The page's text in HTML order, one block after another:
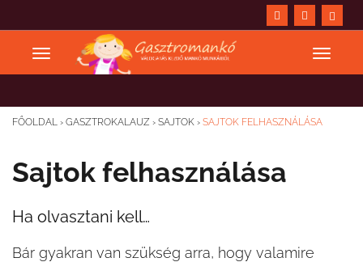
FŐOLDAL › GASZTROKALAUZ › SAJTOK › SAJTOK FELHASZNÁLÁSA
Sajtok felhasználása
Ha olvasztani kell…
Bár gyakran van szükség arra, hogy valamire